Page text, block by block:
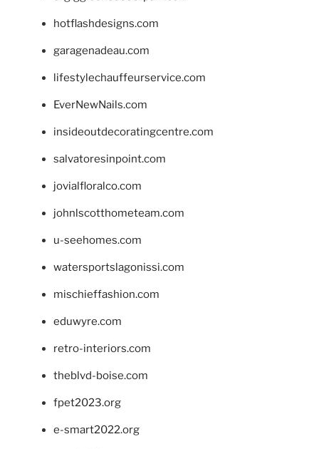
hotflashdesigns.com
garagenadeau.com
lifestylechauffeurservice.com
EverNewNails.com
insideoutdecoratingcentre.com
salvatoresinpoint.com
jovialfloralco.com
johnlscotthometeam.com
u-seehomes.com
watersportslagonissi.com
mischieffashion.com
eduwyre.com
retro-interiors.com
theblvd-boise.com
fpet2023.org
e-smart2022.org